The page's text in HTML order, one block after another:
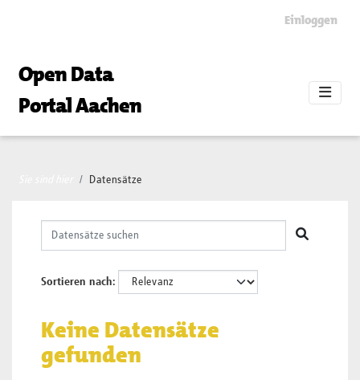
Einloggen
Open Data
Portal Aachen
Datensätze
Sortieren nach
Keine Datensätze
gefunden